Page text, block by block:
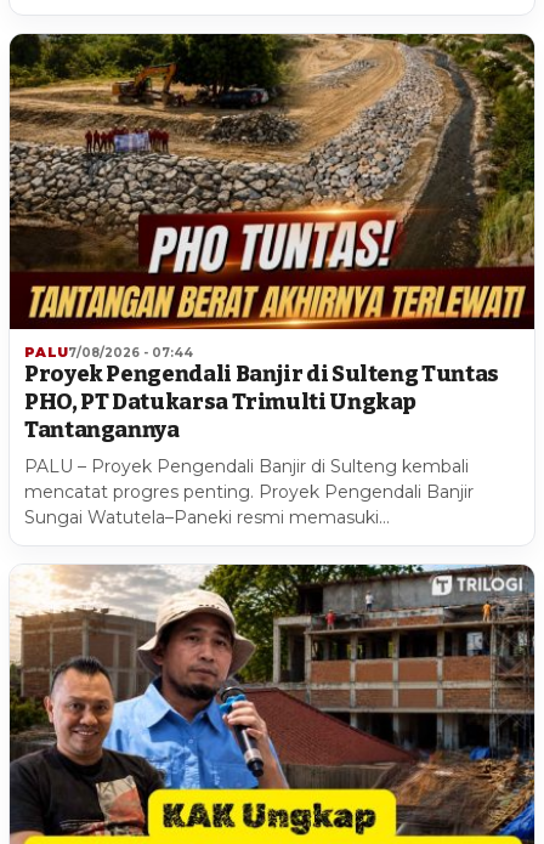
PALU7/08/2026 - 07:44
Proyek Pengendali Banjir di Sulteng Tuntas
PHO, PT Datukarsa Trimulti Ungkap
Tantangannya
PALU – Proyek Pengendali Banjir di Sulteng kembali
mencatat progres penting. Proyek Pengendali Banjir
Sungai Watutela–Paneki resmi memasuki…